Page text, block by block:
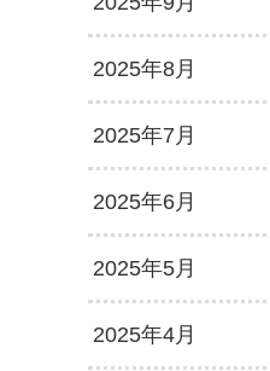
2025年8月
2025年7月
2025年6月
2025年5月
2025年4月